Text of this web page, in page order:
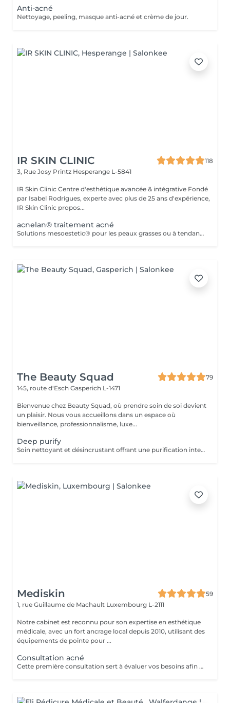
Anti-acné
Nettoyage, peeling, masque anti-acné et crème de jour.
IR SKIN CLINIC
118
3, Rue Josy Printz Hesperange L-5841
IR Skin Clinic Centre d'esthétique avancée & intégrative Fondé
par Isabel Rodrigues, experte avec plus de 25 ans d'expérience,
IR Skin Clinic propos...
acnelan® traitement acné
Solutions mesoestetic® pour les peaux grasses ou à tendance acnéique. Résultats dermatologiquement prouvés.Méthode professionnelle esthétique pour le traitement des peaux à tendance acnéique et séborrhéique. Nettoie en profondeur la peau des impuretés acnéiques, facilitant ainsi l'activité optimale de l'unité pilosébacée.
The Beauty Squad
79
145, route d'Esch Gasperich L-1471
Bienvenue chez Beauty Squad, où prendre soin de soi devient
un plaisir. Nous vous accueillons dans un espace où
bienveillance, professionnalisme, luxe...
Deep purify
Soin nettoyant et désincrustant offrant une purification intense, aidant les peaux à tendance acnéique et séborrhéique à retrouver un équilibre Deep Purify nettoie les pores en profondeur pour prévenir et atténuer les imperfections. Ce soin est indispensable à une bonne pénétration des agents actifs lors de l'application de produits cosméceutiques. 1 Séance: 135€ forfait 5 séances : 610€
Mediskin
59
1, rue Guillaume de Machault Luxembourg L-2111
Notre cabinet est reconnu pour son expertise en esthétique
médicale, avec un fort ancrage local depuis 2010, utilisant des
équipements de pointe pour ...
Consultation acné
Cette première consultation sert à évaluer vos besoins afin de vous guider vers les soins sur mesure qui répondront au mieux. À cette occasion, toutes les informations nécessaires, telles que les contre-indications, les résultats attendus et autres détails importants, vous seront fournies pour assurer une prise en charge optimale et vous garantir un suivi personnalisé.